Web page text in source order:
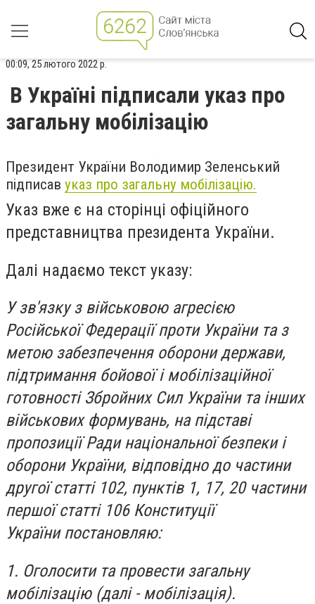
00:09, 25 лютого 2022 р.
В Україні підписали указ про
загальну мобілізацію
Президент України Володимир Зеленський
підписав указ про загальну мобілізацію.
Указ вже є на сторінці офіційного
представництва президента України.
Далі надаємо текст указу:
У зв'язку з військовою агресією
Російської Федерації проти України та з
метою забезпечення оборони держави,
підтримання бойової і мобілізаційної
готовності Збройних Сил України та інших
військових формувань, на підставі
пропозиції Ради національної безпеки і
оборони України, відповідно до частини
другої статті 102, пунктів 1, 17, 20 частини
першої статті 106 Конституції
України постановляю:
1. Оголосити та провести загальну
мобілізацію (далі - мобілізація).